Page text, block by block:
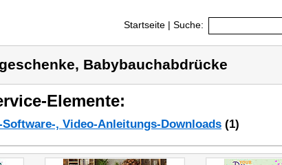
Startseite | Suche:
Babybauchabdrücke
Elemente:
, Video-Anleitungs-Downloads (1)